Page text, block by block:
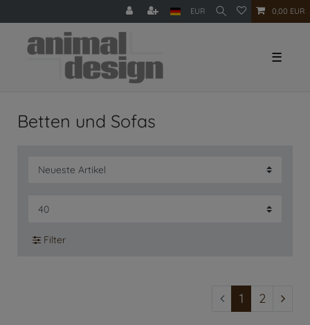
EUR 0,00 EUR
☰
Betten und Sofas
Filter
1 2